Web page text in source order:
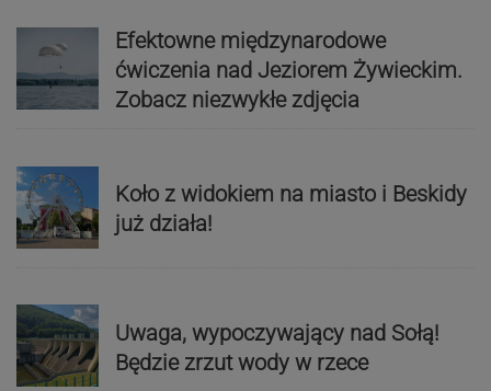
Efektowne międzynarodowe
ćwiczenia nad Jeziorem Żywieckim.
Zobacz niezwykłe zdjęcia
Koło z widokiem na miasto i Beskidy
już działa!
Uwaga, wypoczywający nad Sołą!
Będzie zrzut wody w rzece